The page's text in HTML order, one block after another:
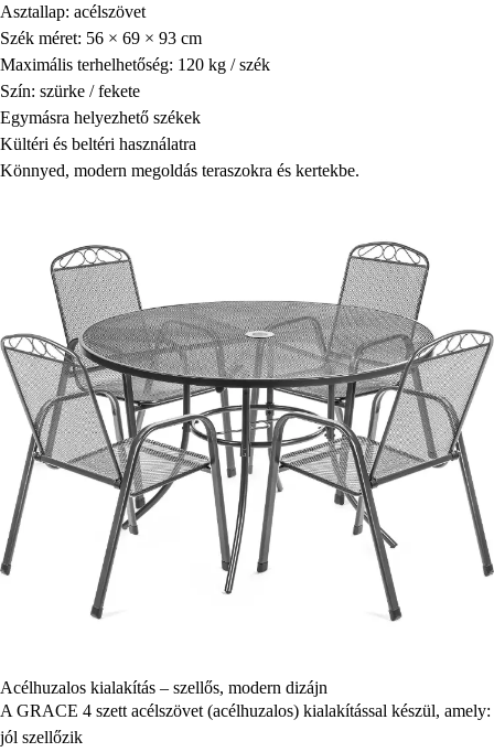
Asztallap: acélszövet
Szék méret: 56 × 69 × 93 cm
Maximális terhelhetőség: 120 kg / szék
Szín: szürke / fekete
Egymásra helyezhető székek
Kültéri és beltéri használatra
Könnyed, modern megoldás teraszokra és kertekbe.
Acélhuzalos kialakítás – szellős, modern dizájn
A GRACE 4 szett acélszövet (acélhuzalos) kialakítással készül, amely:
jól szellőzik